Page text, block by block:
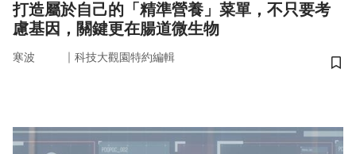
打造屬於自己的「精準營養」菜單，不只要考
慮基因，關鍵更在腸道微生物
寒波 ｜ 科技大觀園特約編輯
儲